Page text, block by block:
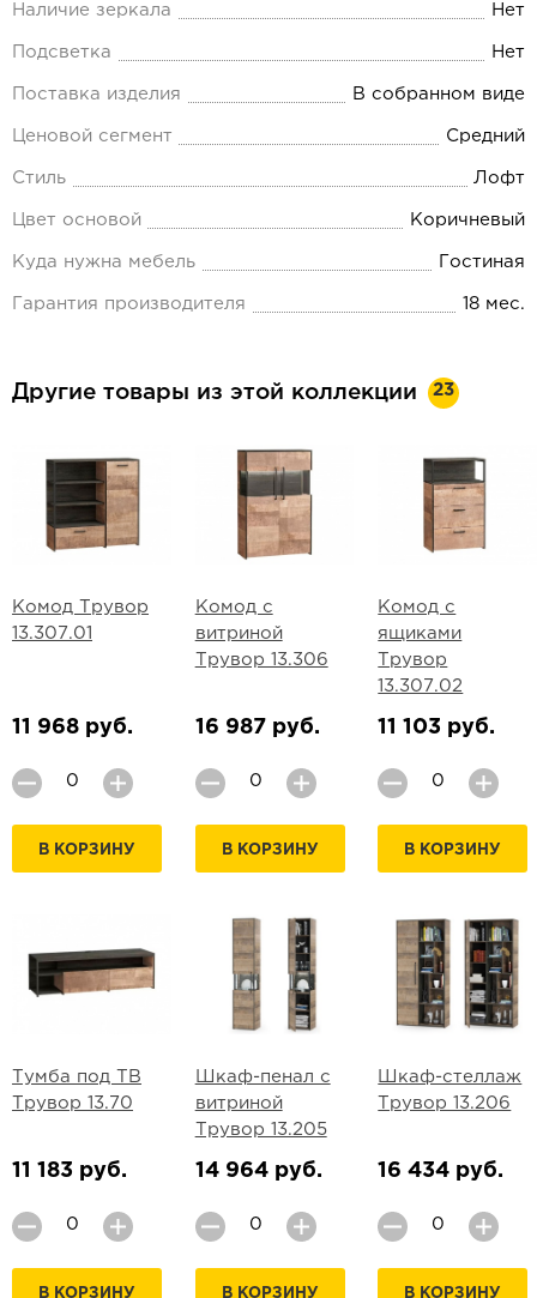
Наличие зеркала Нет
Подсветка Нет
Поставка изделия В собранном виде
Ценовой сегмент Средний
Стиль Лофт
Цвет основой Коричневый
Куда нужна мебель Гостиная
Гарантия производителя 18 мес.
Другие товары из этой коллекции 23
Комод Трувор
13.307.01
11 968 руб.
В КОРЗИНУ
Комод с
витриной
Трувор 13.306
16 987 руб.
В КОРЗИНУ
Комод с
ящиками
Трувор
13.307.02
11 103 руб.
В КОРЗИНУ
Тумба под ТВ
Трувор 13.70
11 183 руб.
В КОРЗИНУ
Шкаф-пенал с
витриной
Трувор 13.205
14 964 руб.
В КОРЗИНУ
Шкаф-стеллаж
Трувор 13.206
16 434 руб.
В КОРЗИНУ